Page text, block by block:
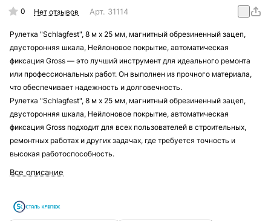
0 Нет отзывов Арт. 31114
Рулетка "Schlagfest", 8 м x 25 мм, магнитный обрезиненный зацеп,
двусторонняя шкала, Нейлоновое покрытие, автоматическая
фиксация Gross — это лучший инструмент для идеального ремонта
или профессиональных работ. Он выполнен из прочного материала,
что обеспечивает надежность и долговечность.
Рулетка "Schlagfest", 8 м x 25 мм, магнитный обрезиненный зацеп,
двусторонняя шкала, Нейлоновое покрытие, автоматическая
фиксация Gross подходит для всех пользователей в строительных,
ремонтных работах и других задачах, где требуется точность и
высокая работоспособность.
Все описание